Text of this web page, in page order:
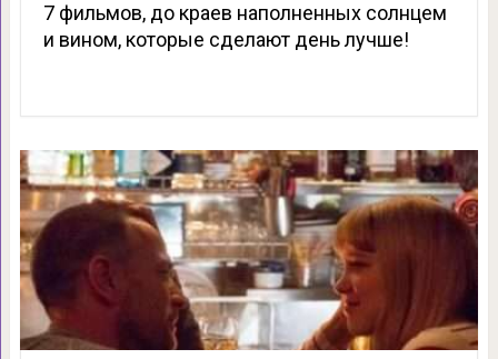
7 фильмов, до краев наполненных солнцем
и вином, которые сделают день лучше!